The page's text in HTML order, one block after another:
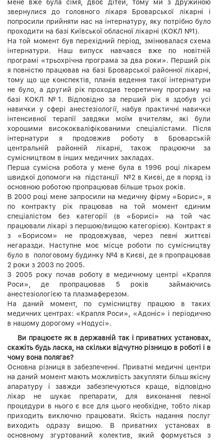
мене вже була сімя, двоє дітей, тому ми з дружиною
звернулися до головного лікаря Броварської лікарні і
попросили прийняти нас на інтернатуру, яку потрібно було
проходити на базі Київської обласної лікарні (КОКЛ №1).
На той момент був перехідний період, змінювалася схема
інтернатури. Наш випуск навчався вже по новітній
програмі «трьохрічна програма за два роки». Перший рік
я повністю працював на базі Броварської районної лікарні,
тому що ще конспектів, планів ведення такої інтернатури
не було, а другий рік проходив теоретичну програму на
базі КОКЛ №1. Відповідно за перший рік я здобув усі
навички у сфері анестезіології, набув практичні навички
інтенсивної терапії завдяки моїм вчителям, які були
хорошими висококваліфікованими спеціалістами. Після
інтернатури я продовжив роботу в Броварській
центральній районній лікарні, також працюючи за
сумісництвом в інших медичних закладах.
Перша сумісна робота у мене була в 1996 році лікарем
швидкої допомоги на підстанції №2 в Києві, де я поряд із
основною роботою пропрацював більше трьох років.
В 2000 році мене запросили на медичну фірму «Борис», я
по контракту рік працював на той момент єдиним
спеціалістом без категорії (в «Борисі» на той час
працювали лікарі з першою/вищою категорією). Контракт я
з «Борисом» не продовжував, через певні життєві
негаразди. Наступне моє місце роботи по сумісництву
було в пологовому будинку №4 в Києві, де я пропрацював
2 роки з 2003 по 2005.
З 2005 року почав роботу в медичному центрі «Крапля
Роси», де пропрацював 5 років займаючись
анестезіологією та плазмаферезом.
На даний момент, по сумісництву працюю в таких
медичних центрах: «Крапля Роси», «Адоніс» і періодично
в нашому дорогому «Нодусі».
Ви працюєте як в державній так і приватних установах,
скажіть будь ласка, на скільки відчутно різницю в роботі і в
чому вона полягає?
Основна різниця в забезпеченні. Приватні медичні центри
на даний момент мають можливість закупляти більш якісну
апаратуру і завжди забезпечуються краще, відповідно
лікар не шукає препарати, для виконання певної
процедури в нього є все для цього необхідне, тобто лікар
приходить виключно працювати. Якість надання послуг
виходить одразу вищою. В приватних установах в
основному згуртований колектив, який формується з